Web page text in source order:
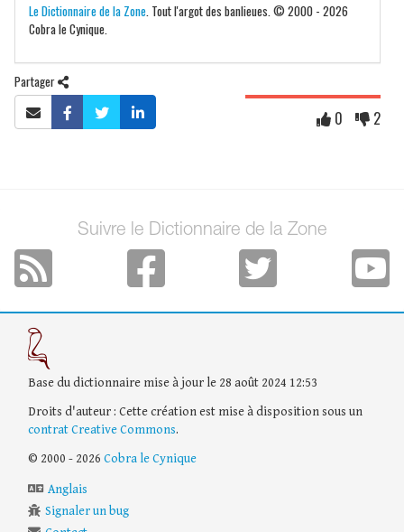
Le Dictionnaire de la Zone . Tout l'argot des banlieues. © 2000 - 2026
Cobra le Cynique.
Partager
0 2
Suivre le Dictionnaire de la Zone
Base du dictionnaire mise à jour le 28 août 2024 12:53
Droits d'auteur : Cette création est mise à disposition sous un
contrat Creative Commons.
© 2000 - 2026 Cobra le Cynique
Anglais
Signaler un bug